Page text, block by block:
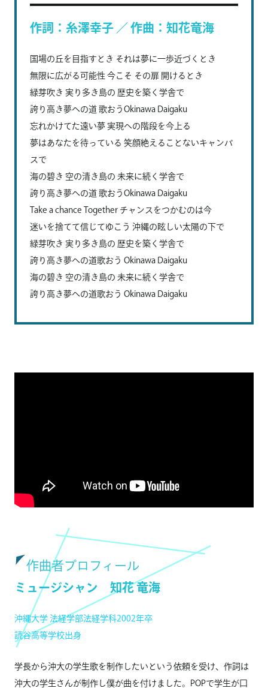
作詞：糸澤幸子 ／ 作曲：知花竜海
国場の丘を目指すとき それは夢に一歩近づくとき
無限に広がる可能性 今こそ その扉 開けるとき
緑芽吹き 実り多き島の 歴史を築く学舎で
誇り高き夢への道 歌おうOkinawa Daigaku
忘れかけてた遠い夢 実現への階段を今上る
夢はあなたを待っている 笑顔絶えることないキャンパ
スで
海の碧き 空の清き島の 未来に続く学舎で
誇り高き夢への道 歌おうOkinawa Daigaku
Take a chance Together チャンスをつかむのは今
迷いを捨てて信じてゆこう 沖縄の眩しい太陽の下で
緑芽吹き 実り多き島の 歴史を築く学舎で
誇り高き夢への道歌おう Okinawa Daigaku
海の碧き 空の清き島の 未来に続く学舎で
誇り高き夢への道歌おう Okinawa Daigaku
作曲者プロフィール
ミュージシャン 知花 竜海
沖縄大学 法経学部法経学科2002年卒
読谷高等学校出身
学長から沖大の学生歌を制作したいという依頼を受け、作詞は
沖大の学生さんが制作し僕が曲を付けました。POPで学生が口